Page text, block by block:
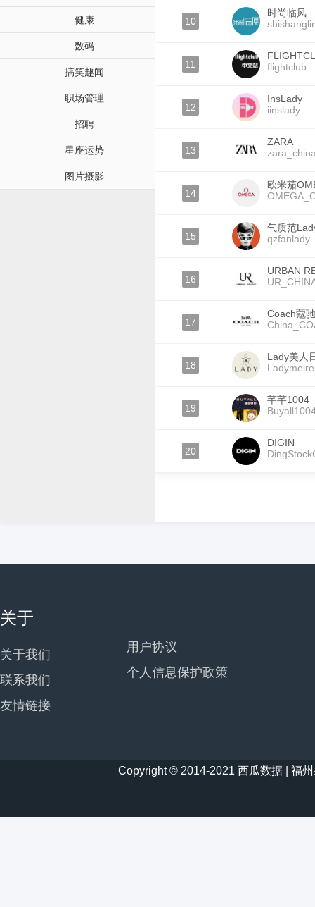
健康
数码
搞笑趣闻
职场管理
招聘
星座运势
图片摄影
10
时尚临风
11
flightclub
12
InsLady
iinslady
13
ZARA
14
欧米茄
15
气质范
qzfanlady
16
URBAN
17
Coach蔻驰
18
Lady美人
19
芊芊1004
20
DIGIN
关于
关于我们
联系我们
友情链接
用户协议
个人信息保护政策
Copyright © 2014-2021 西瓜数据 | 福